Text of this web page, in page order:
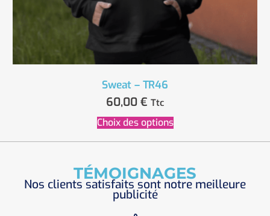
Sweat – TR46
60,00 € Ttc
Choix des options
TÉMOIGNAGES
Nos clients satisfaits sont notre meilleure
publicité